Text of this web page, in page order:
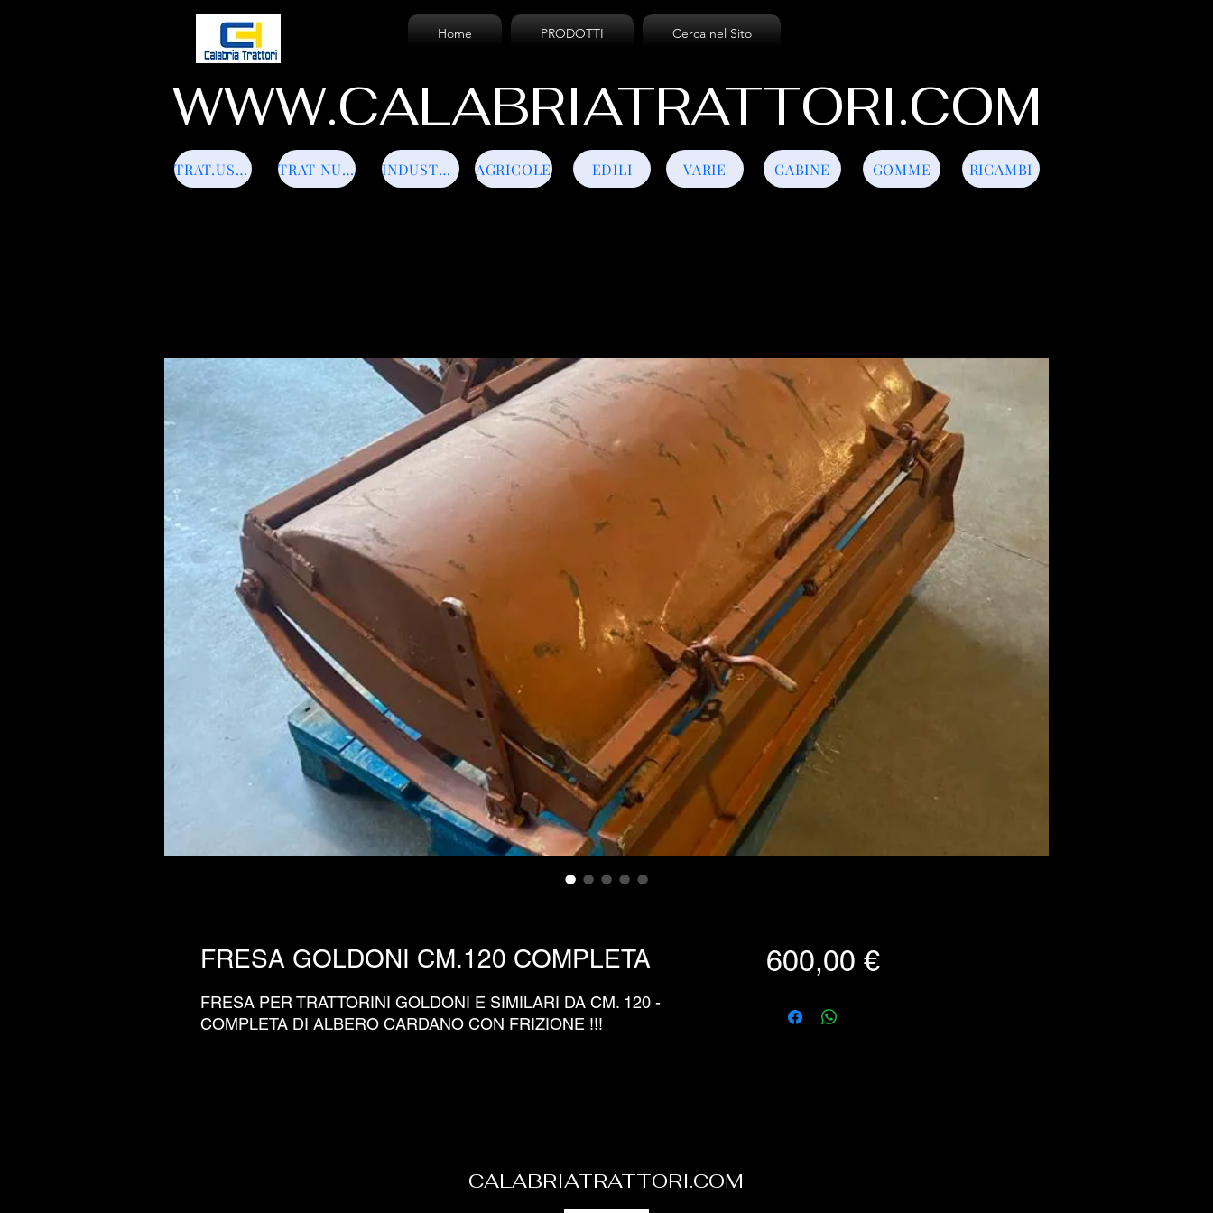
Home PRODOTTI Cerca nel Sito
WWW.CALABRIATRATTORI.COM
TRAT.USATI TRAT NUOVI INDUSTRIALI EDILI
AGRICOLE VARIE GOMME
CABINE RICAMBI
FRESA GOLDONI CM.120 COMPLETA
FRESA PER TRATTORINI GOLDONI E SIMILARI DA CM. 120 -
COMPLETA DI ALBERO CARDANO CON FRIZIONE !!!
600,00 €Prezzo
CALABRIATRATTORI.COM